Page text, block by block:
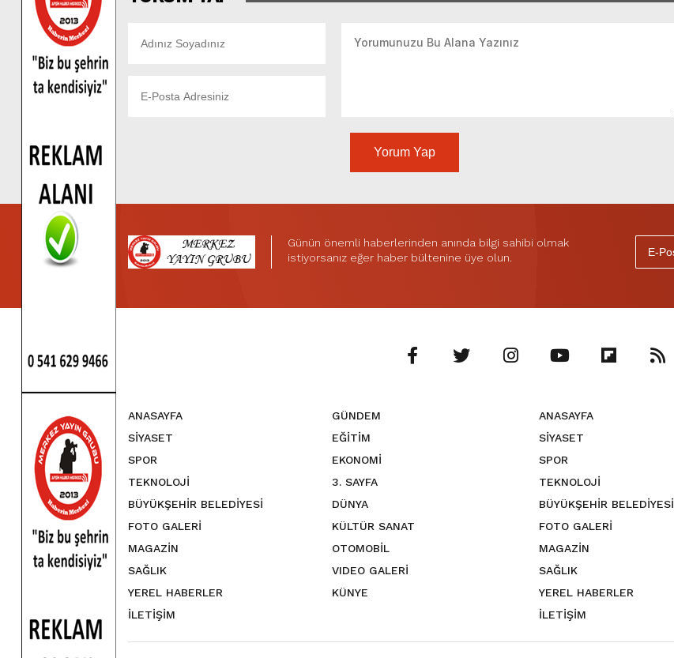
Yorum Yap
Günün önemli haberlerinden anında bilgi sahibi olmak
istiyorsanız eğer haber bültenine üye olun.
ANASAYFA
GÜNDEM
SİYASET
EĞİTİM
SPOR
EKONOMİ
TEKNOLOJİ
3. SAYFA
BÜYÜKŞEHİR BELEDİYESİ
DÜNYA
FOTO GALERİ
KÜLTÜR SANAT
MAGAZİN
OTOMOBİL
SAĞLIK
VIDEO GALERİ
YEREL HABERLER
KÜNYE
İLETİŞİM
ANASAYFA
SİYASET
SPOR
TEKNOLOJİ
BÜYÜKŞEHİR BELEDİYESİ
FOTO GALERİ
MAGAZİN
SAĞLIK
YEREL HABERLER
İLETİŞİM